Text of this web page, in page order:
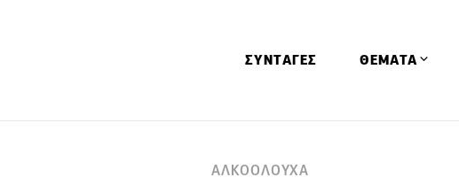
ΣΥΝΤΑΓΕΣ ΘΕΜΑΤΑ
ΑΛΚΟΟΛΟΥΧΑ